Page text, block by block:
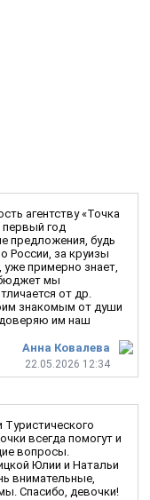
Анна Ковалева
22.05.2026 12:34
агентству «Точка
год
предложения, будь
России, за круизы
примерно знает,
бюджет мы
от др.
знакомым от души
доверяю им наш
Туристического
всегда помогут и
вопросы.
Юлии и Натальи
внимательные,
Спасибо, девочки!